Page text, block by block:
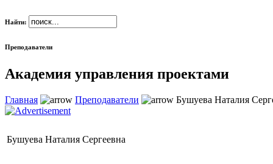
Найти:
Преподаватели
Академия управления проектами
Главная Преподаватели Бушуева Наталия
Бушуева Наталия Сергеевна